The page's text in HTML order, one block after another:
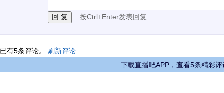
按Ctrl+Enter发表回复
已有5条评论。 刷新评论
下载直播吧APP，查看5条精彩评